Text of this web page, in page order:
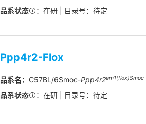
品系状态 ：在研 | 目录号：待定
Ppp4r2-Flox
品系名： C57BL/6Smoc-Ppp4r2em1(flox)Smoc
品系状态 ：在研 | 目录号：待定